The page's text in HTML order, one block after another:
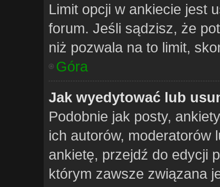
Limit opcji w ankiecie jest
forum. Jeśli sądzisz, że
niż pozwala na to limit,
Góra
Jak wyedytować lub
Podobnie jak posty,
ich autorów, moderatorów
ankietę, przejdź do edycji
którym zawsze związana